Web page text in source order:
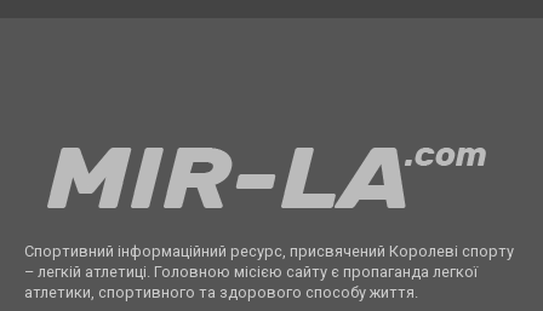
Спортивний інформаційний ресурс, присвячений Королеві спорту
– легкій атлетиці. Головною місією сайту є пропаганда легкої
атлетики, спортивного та здорового способу життя.